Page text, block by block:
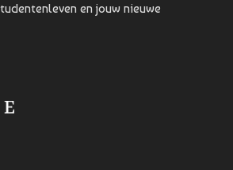
en jouw nieuwe